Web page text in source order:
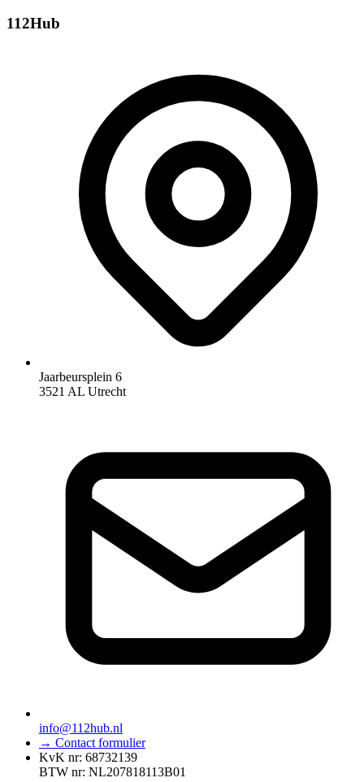
112Hub
Jaarbeursplein 6
3521 AL Utrecht
info@112hub.nl
→ Contact formulier
KvK nr: 68732139
BTW nr: NL207818113B01